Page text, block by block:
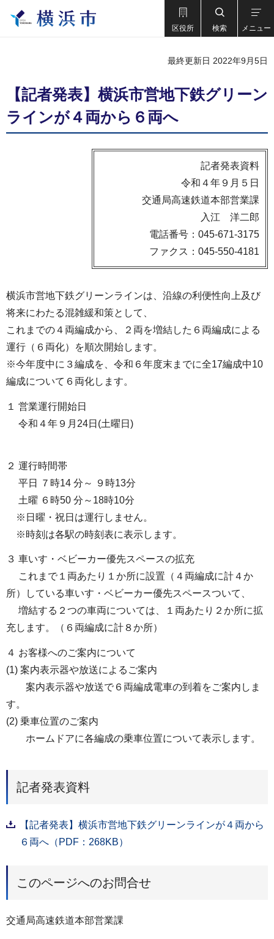
区役所 検索 メニュー
最終更新日 2022年9月5日
【記者発表】横浜市営地下鉄グリーン
ラインが４両から６両へ
記者発表資料
令和４年９月５日
交通局高速鉄道本部営業課
入江 洋二郎
電話番号：045-671-3175
ファクス：045-550-4181
横浜市営地下鉄グリーンラインは、沿線の利便性向上及び
将来にわたる混雑緩和策として、
これまでの４両編成から、２両を増結した６両編成による
運行（６両化）を順次開始します。
※今年度中に３編成を、令和６年度末までに全17編成中10
編成について６両化します。
１ 営業運行開始日
令和４年９月24日(土曜日)
２ 運行時間帯
平日 ７時14 分～ ９時13分
土曜 ６時50 分～18時10分
※日曜・祝日は運行しません。
※時刻は各駅の時刻表に表示します。
３ 車いす・ベビーカー優先スペースの拡充
これまで１両あたり１か所に設置（４両編成に計４か
所）している車いす・ベビーカー優先スペースついて、
増結する２つの車両については、１両あたり２か所に拡
充します。（６両編成に計８か所）
４ お客様へのご案内について
(1) 案内表示器や放送によるご案内
案内表示器や放送で６両編成電車の到着をご案内しま
す。
(2) 乗車位置のご案内
ホームドアに各編成の乗車位置について表示します。
記者発表資料
【記者発表】横浜市営地下鉄グリーンラインが４両から
６両へ（PDF：268KB）
このページへのお問合せ
交通局高速鉄道本部営業課